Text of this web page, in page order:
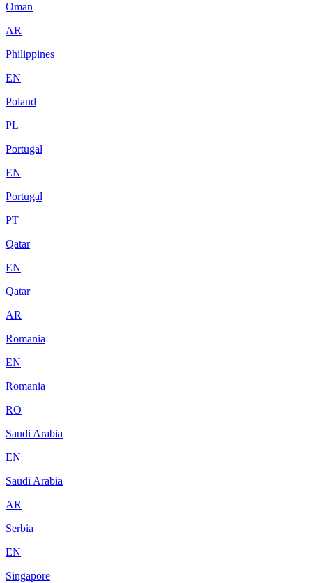
Oman
AR
Philippines
EN
Poland
PL
Portugal
EN
Portugal
PT
Qatar
EN
Qatar
AR
Romania
EN
Romania
RO
Saudi Arabia
EN
Saudi Arabia
AR
Serbia
EN
Singapore